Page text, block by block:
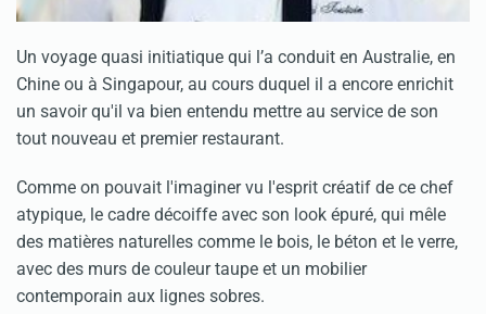
Un voyage quasi initiatique qui l’a conduit en Australie, en
Chine ou à Singapour, au cours duquel il a encore enrichit
un savoir qu'il va bien entendu mettre au service de son
tout nouveau et premier restaurant.
Comme on pouvait l'imaginer vu l'esprit créatif de ce chef
atypique, le cadre décoiffe avec son look épuré, qui mêle
des matières naturelles comme le bois, le béton et le verre,
avec des murs de couleur taupe et un mobilier
contemporain aux lignes sobres.